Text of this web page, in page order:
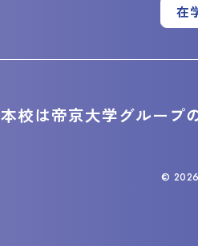
在
本校は帝京大学グループ
© 2026